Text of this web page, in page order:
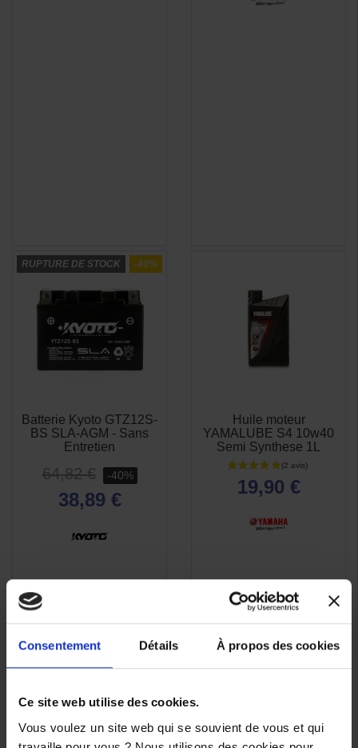
Consentement Détails À propos des cookies
Ce site web utilise des cookies.
Vous voulez un site web qui se souvient de vous et qui
-40%
RUPTURE DE STOCK
Batterie Kyoto GTZ12S-
BS SLA-AGM - Sans
Entretien
64,82 € -40%
38,89 €
Huile moteur
YAMALUBE S4 10w40
Semi Synthese 1L
19,90 €
APERÇU
RAPIDE
APERÇU
RAPIDE